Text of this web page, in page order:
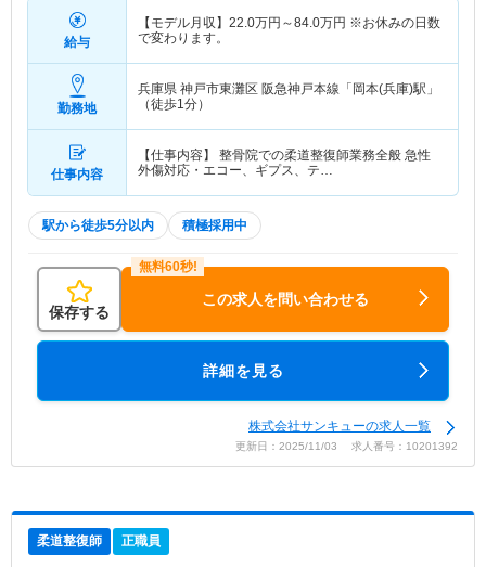
給与
【モデル月収】 22.0万円～84.0万円 ※お休みの日数
で変わります。
勤務地
兵庫県 神戸市東灘区 阪急神戸本線「岡本(兵庫)駅」
（徒歩1分）
仕事内容
【仕事内容】 整骨院での柔道整復師業務全般 急性
外傷対応・エコー、ギプス、テ…
駅から徒歩5分以内 積極採用中
保存する
この求人を問い合わせる
詳細を見る
株式会社サンキューの求人一覧
更新日：2025/11/03 求人番号：10201392
柔道整復師 正職員